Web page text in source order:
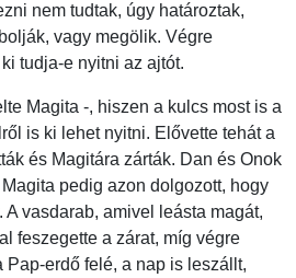
nem tudtak, úgy határoztak,
vagy megölik. Végre
tudja-e nyitni az ajtót.
Magita -, hiszen a kulcs most is a
is ki lehet nyitni. Elővette tehát a
és Magitára zárták. Dan és Onok
pedig azon dolgozott, hogy
vasdarab, amivel leásta magát,
feszegette a zárat, míg végre
Pap-erdő felé, a nap is leszállt,